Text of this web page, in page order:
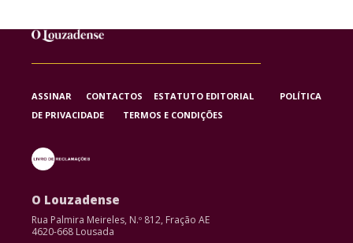
ASSINAR CONTACTOS ESTATUTO EDITORIAL POLÍTICA
DE PRIVACIDADE TERMOS E CONDIÇÕES
O Louzadense
Rua Palmira Meireles, N.º 812, Fração AE
4620-668 Lousada